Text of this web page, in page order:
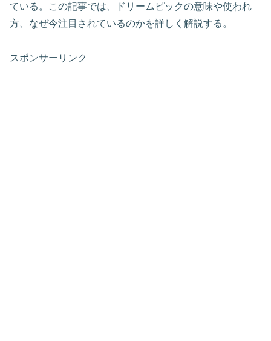
ている。この記事では、ドリームピックの意味や使われ
方、なぜ今注目されているのかを詳しく解説する。
スポンサーリンク